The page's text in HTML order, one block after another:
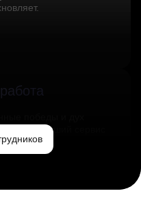
лучший сервис